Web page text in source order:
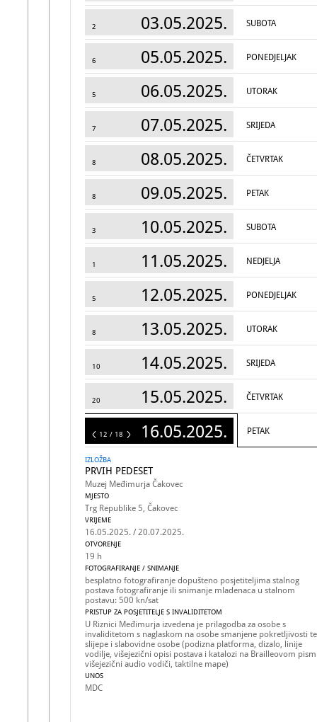
2 03.05.2025. SUBOTA
6 05.05.2025. PONEDJELJAK
5 06.05.2025. UTORAK
7 07.05.2025. SRIJEDA
8 08.05.2025. ČETVRTAK
8 09.05.2025. PETAK
3 10.05.2025. SUBOTA
1 11.05.2025. NEDJELJA
5 12.05.2025. PONEDJELJAK
8 13.05.2025. UTORAK
10 14.05.2025. SRIJEDA
20 15.05.2025. ČETVRTAK
18 16.05.2025. PETAK
12 / 18
IZLOŽBA
PRVIH PEDESET
Muzej Međimurja Čakovec
MJESTO
Trg Republike 5, Čakovec
VRIJEME
16.05.2025. / 20.07.2025.
OTVORENJE
19 h
FOTOGRAFIRANJE / SNIMANJE
besplatno fotografiranje dopušteno posjetiteljima stalnog
postava fotografiranje ili snimanje mladenaca u stalnom
postavu: 500 kn/sat
PRISTUP ZA POSJETITELJE S INVALIDITETOM
U Riznici Međimurja izvedena je prilagodba za osobe s
invaliditetom s naglaskom na osobe smanjene pokretljivosti te
slijepe i slabovidne osobe (podizna platforma, dizalo, linije
vodilje, višejezični opisi postava i katalozi na Brailleovom
višejezični audio vodiči, taktilne mape)
UNOS
MDC